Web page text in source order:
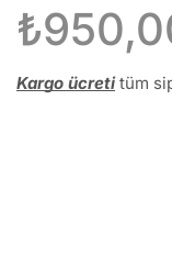
₺
Kargo ücretitüm